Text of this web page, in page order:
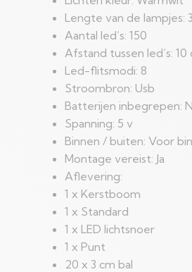
Lengte van de lampjes:
Aantal led’s: 150
Afstand tussen led’s: 10
Led-flitsmodi: 8
Stroombron: Usb
Batterijen inbegrepen:
Spanning: 5 v
Binnen / buiten: Voor
Montage vereist: Ja
Aflevering:
1 x Kerstboom
1 x Standard
1 x LED lichtsnoer
1 x Punt
20 x 3 cm bal